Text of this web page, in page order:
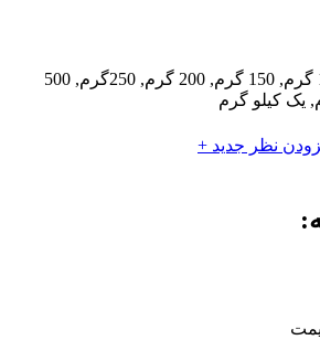
100 گرم, 150 گرم, 200 گرم, 250گرم, 500
یک کیلو گرم
نظر جدید +